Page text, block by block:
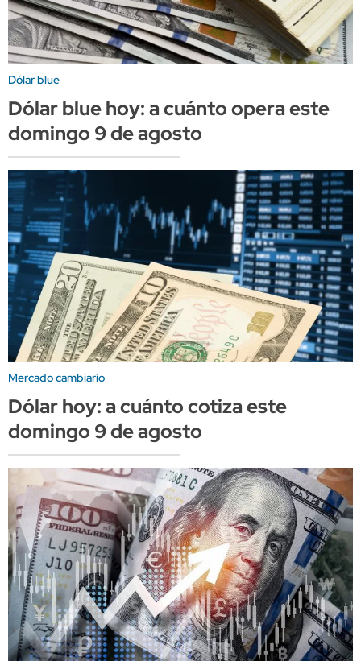
Dólar blue
Dólar blue hoy: a cuánto opera este
domingo 9 de agosto
Mercado cambiario
Dólar hoy: a cuánto cotiza este
domingo 9 de agosto